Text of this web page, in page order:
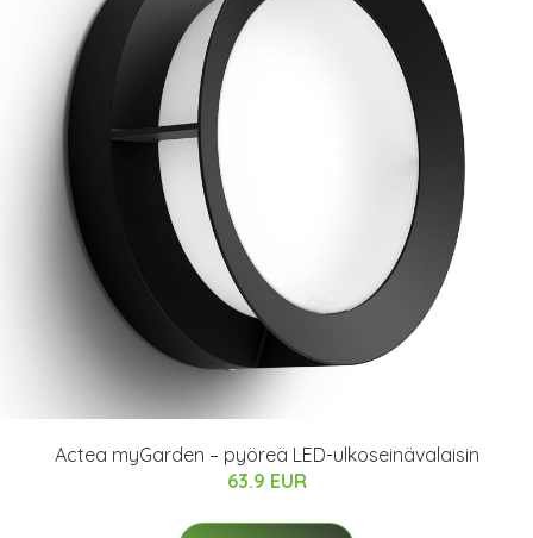
Actea myGarden – pyöreä LED-ulkoseinävalaisin
63.9 EUR